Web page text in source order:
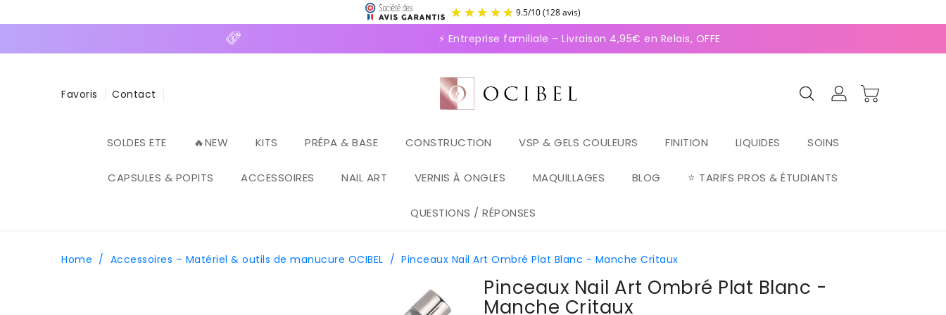
⚡ Entreprise familiale – Livraison 4,95€ en Relais, OFFERTE dès 70€ ⚡Paiement 2-4x Alma ⚡
Favoris Contact
SOLDES ETE 🔥NEW KITS PRÉPA & BASE CONSTRUCTION VSP & GELS COULEURS FINITION LIQUIDES SOINS
CAPSULES & POPITS ACCESSOIRES NAIL ART VERNIS À ONGLES MAQUILLAGES BLOG ⭐ TARIFS PROS & ÉTUDIANTS
QUESTIONS / RÉPONSES
Home / Accessoires – Matériel & outils de manucure OCIBEL / Pinceaux Nail Art Ombré Plat Blanc - Manche Critaux
Pinceaux Nail Art Ombré Plat Blanc -
Manche Critaux